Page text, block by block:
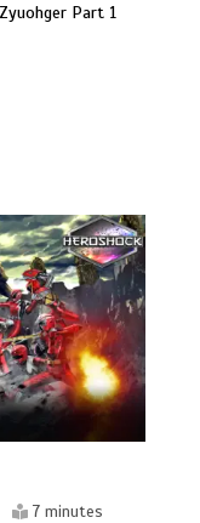
Part 1
7 minutes